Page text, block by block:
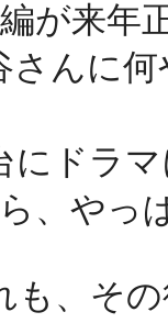
が来年
さんに
にドラ
ら、やっ
も、そ